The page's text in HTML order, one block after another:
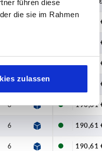
führen diese
die sie im Rahmen
zulassen
102,82
102,82
138,42
6 23,5 190,61
6 23,5 4190,61
6 23,5 190,61
6 23,5 190,61